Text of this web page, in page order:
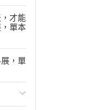
，才能
單本
，單